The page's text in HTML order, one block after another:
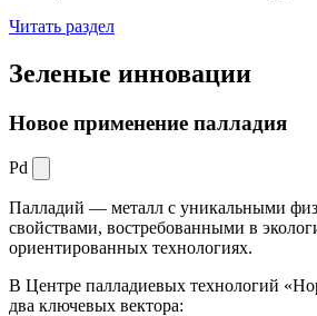
Читать раздел
Зеленые инновации
Новое применение палладия
Pd
Палладий — металл с уникальными
свойствами, востребованными в
ориентированных технологиях.
В Центре палладиевых технологий
два ключевых вектора: